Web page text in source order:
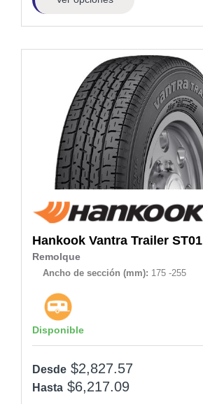
Hankook Vantra Trailer ST01
Remolque
Ancho de sección (mm): 175 -255
Disponible
Desde $2,827.57
Hasta $6,217.09